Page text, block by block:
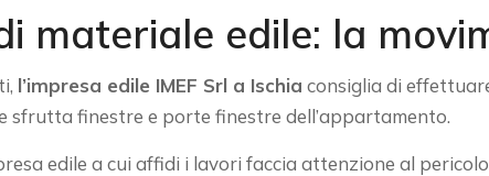
materiale edile: la
l’impresa edile IMEF Srl a Ischia consiglia di
sfrutta finestre e porte finestre dell’appartamento.
edile a cui affidi i lavori faccia attenzione al